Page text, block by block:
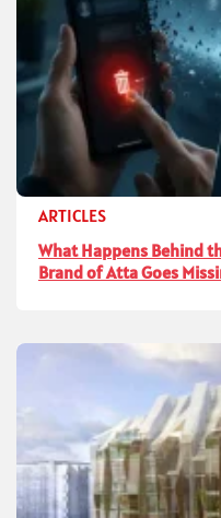
ARTICLES
What Happens Behind
Brand of Atta Goes